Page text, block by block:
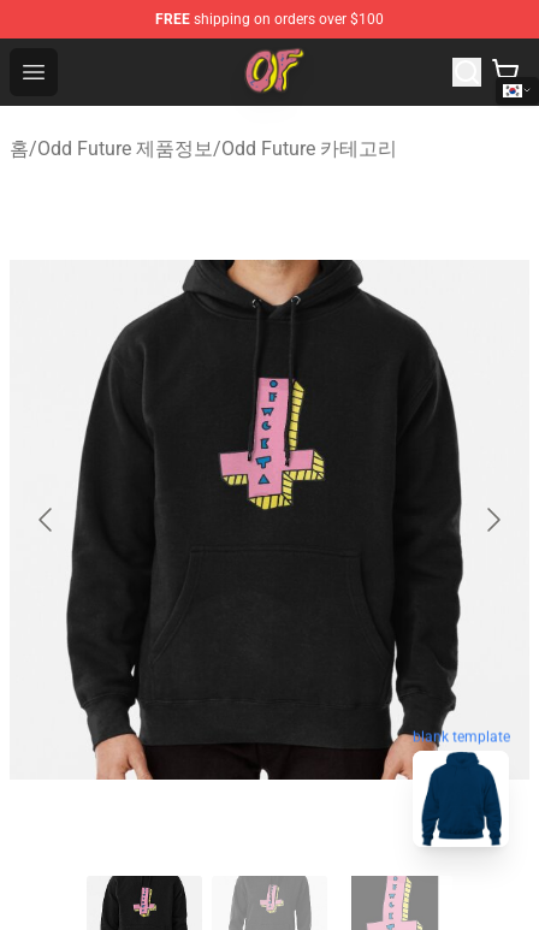
FREE shipping on orders over $100
Open menu
Odd Future Shop - Official Odd Future Merchandise Store
홈/Odd Future 제품정보/Odd Future 카테고리
blank template